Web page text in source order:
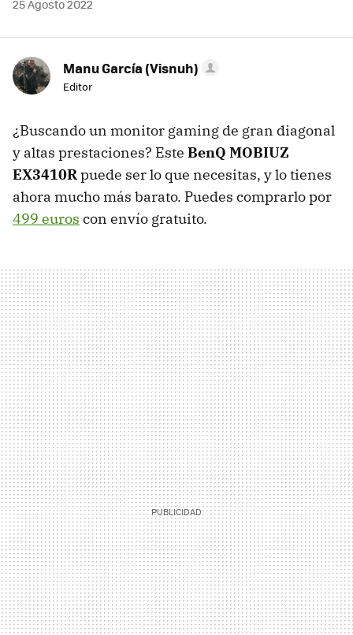
25 Agosto 2022
Manu García (Visnuh)
Editor
¿Buscando un monitor gaming de gran diagonal
y altas prestaciones? Este BenQ MOBIUZ
EX3410Rpuede ser lo que necesitas, y lo tienes
ahora mucho más barato. Puedes comprarlo por
499 euros con envío gratuito.